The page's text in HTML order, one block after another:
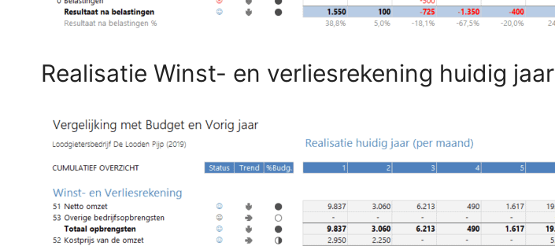
Realisatie Winst- en verliesrekening huidig jaar